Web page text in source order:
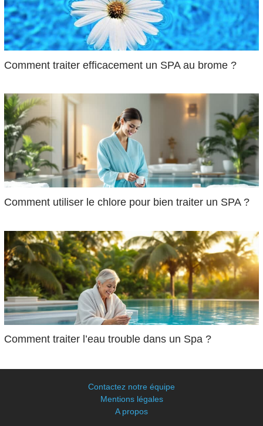
Comment traiter efficacement un SPA au brome ?
Comment utiliser le chlore pour bien traiter un SPA ?
Comment traiter l’eau trouble dans un Spa ?
Contactez notre équipe
Mentions légales
A propos